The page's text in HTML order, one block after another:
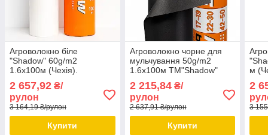
Агроволокно біле
"Shadow" 60g/m2
1.6х100м (Чехія).
(щільний).
2 657,92 ₴/
рулон
3 164,19 ₴/рулон
Купити
Агроволокно чорне для
мульчування 50g/m2
1.6х100м TM"Shadow"
2 215,84₴/
рулон
2 637,91 ₴/рулон
Купити
м
2
3